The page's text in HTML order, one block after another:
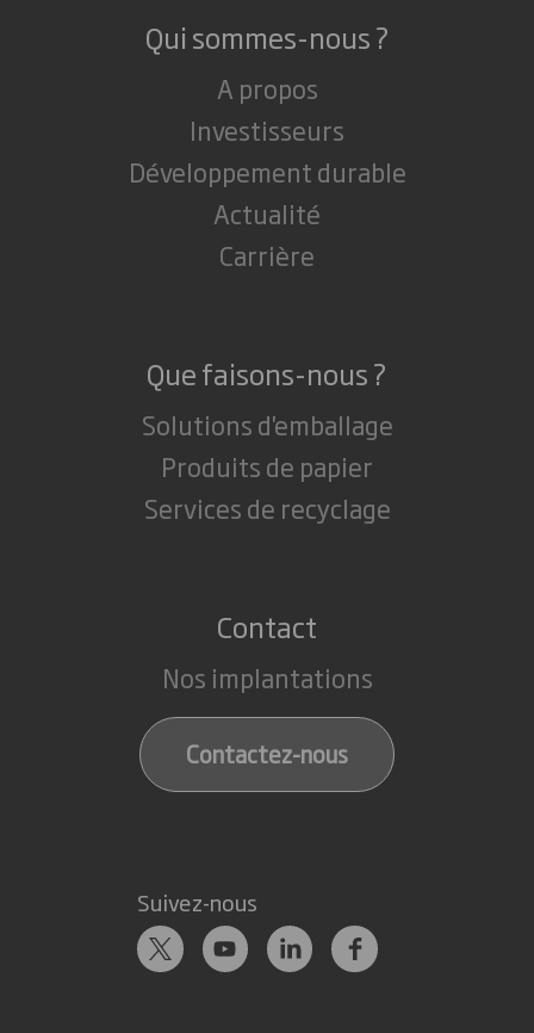
Qui sommes-nous ?
A propos
Investisseurs
Développement durable
Actualité
Carrière
Que faisons-nous ?
Solutions d'emballage
Produits de papier
Services de recyclage
Contact
Nos implantations
Contactez-nous
Suivez-nous